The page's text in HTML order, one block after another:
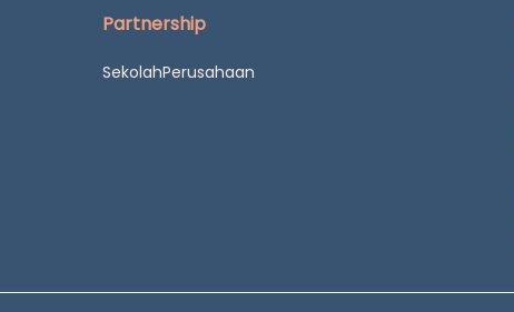
Partnership
SekolahPerusahaan